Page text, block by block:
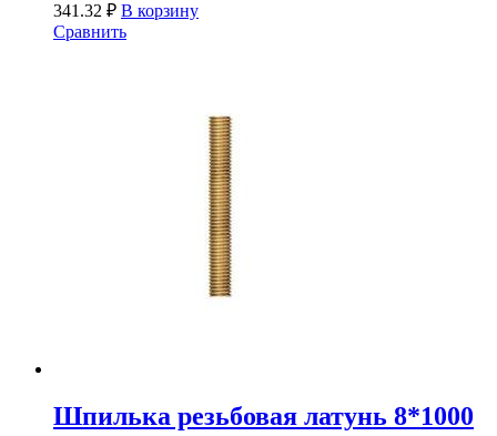
341.32 ₽ В корзину
Сравнить
Шпилька резьбовая латунь 8*1000